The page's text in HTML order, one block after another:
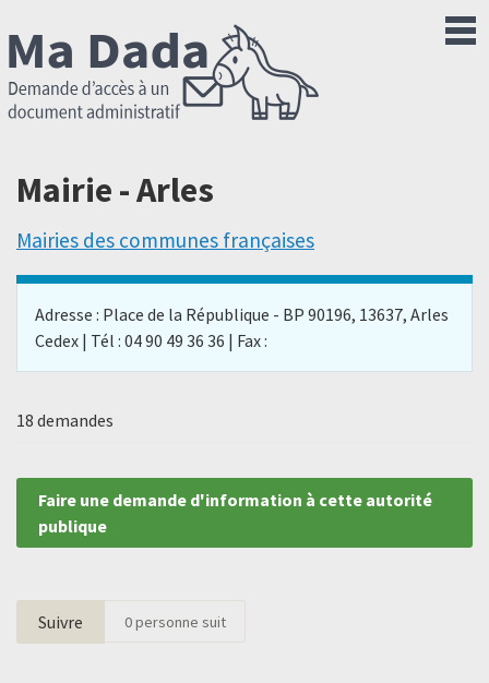
Mairie - Arles
Mairies des communes françaises
Adresse : Place de la République - BP 90196, 13637, Arles
Cedex | Tél : 04 90 49 36 36 | Fax :
18 demandes
Faire une demande d'information à cette autorité
publique
Suivre 0personne suit